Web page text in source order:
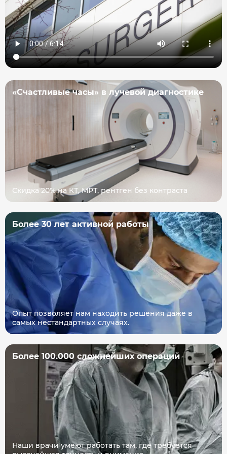
«Счастливые часы» в лучевой диагностике
Скидка 20% на КТ, МРТ, рентген без контраста
Более 30 лет активной работы
Опыт позволяет нам находить решения даже в
самых нестандартных случаях.
Более 100.000 сложнейших операций
Наши врачи умеют работать там, где требуется